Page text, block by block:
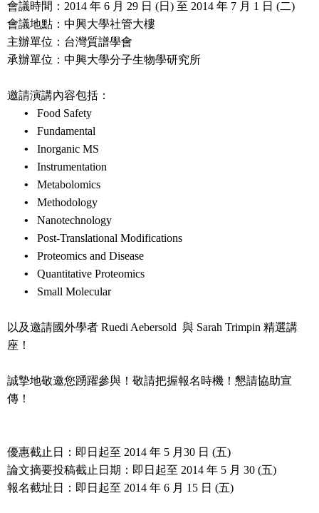
會議時間： 2014 年 6 月 29 日 (日 ) 至 2014 年 7 月 1 日 (二)
會議地點：中興大學社管大樓
主辦單位：台灣質譜學會
承辦單位：中興大學分子生物學研究所
邀請演講內容包括：
•
Food Safety
•
Fundamental
•
Inorganic MS
•
Instrumentation
•
Metabolomics
•
Methodology
•
Nanotechnology
•
Post-Translational Modifications
•
Proteomics and Disease
•
Quantitative Proteomics
•
Small Molecular
以及邀請國外學者 Ruedi Aebersold 與 Sarah Trimpin 精選講
座！
誠摯地敬邀您踴躍參與！敬請把握報名時機！懇請協助宣
傳！
優惠截止日：即日起至 2014 年 5 月 30 日 (五)
論文摘要投稿截止日期：即日起至 2014 年 5 月 30 (五)
報名截址日：即日起至 2014 年 6 月 15 日 (五)